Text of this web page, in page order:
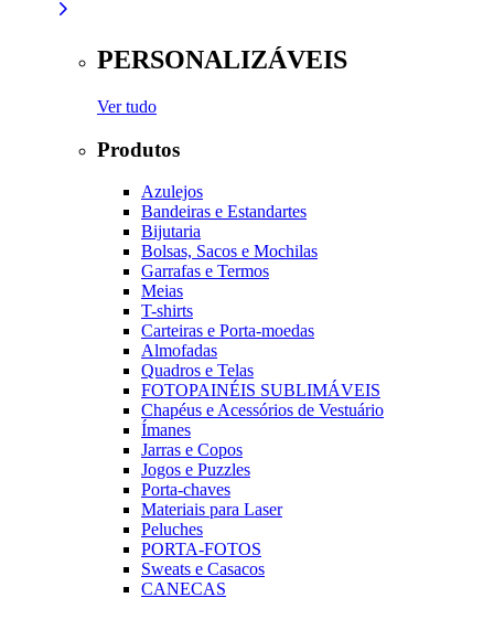
PERSONALIZÁVEIS
Ver tudo
Produtos
Azulejos
Bandeiras e Estandartes
Bijutaria
Bolsas, Sacos e Mochilas
Garrafas e Termos
Meias
T-shirts
Carteiras e Porta-moedas
Almofadas
Quadros e Telas
FOTOPAINÉIS SUBLIMÁVEIS
Chapéus e Acessórios de Vestuário
Ímanes
Jarras e Copos
Jogos e Puzzles
Porta-chaves
Materiais para Laser
Peluches
PORTA-FOTOS
Sweats e Casacos
CANECAS